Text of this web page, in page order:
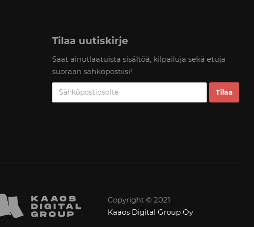
Tilaa uutiskirje
Saat ainutlaatuista sisältöä, kilpailuja sekä etuja
suoraan sähköpostiisi!
Copyright © 2021
Kaaos Digital Group Oy